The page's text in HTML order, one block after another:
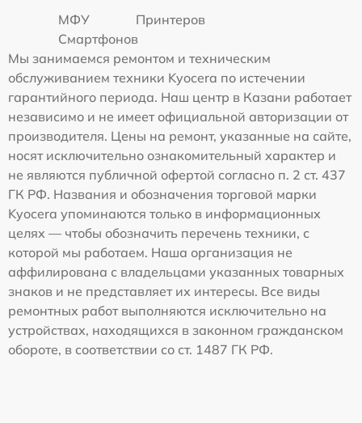
МФУ
Принтеров
Смартфонов
Мы занимаемся ремонтом и техническим
обслуживанием техники Kyocera по истечении
гарантийного периода. Наш центр в Казани работает
независимо и не имеет официальной авторизации от
производителя. Цены на ремонт, указанные на сайте,
носят исключительно ознакомительный характер и
не являются публичной офертой согласно п. 2 ст. 437
ГК РФ. Названия и обозначения торговой марки
Kyocera упоминаются только в информационных
целях — чтобы обозначить перечень техники, с
которой мы работаем. Наша организация не
аффилирована с владельцами указанных товарных
знаков и не представляет их интересы. Все виды
ремонтных работ выполняются исключительно на
устройствах, находящихся в законном гражданском
обороте, в соответствии со ст. 1487 ГК РФ.